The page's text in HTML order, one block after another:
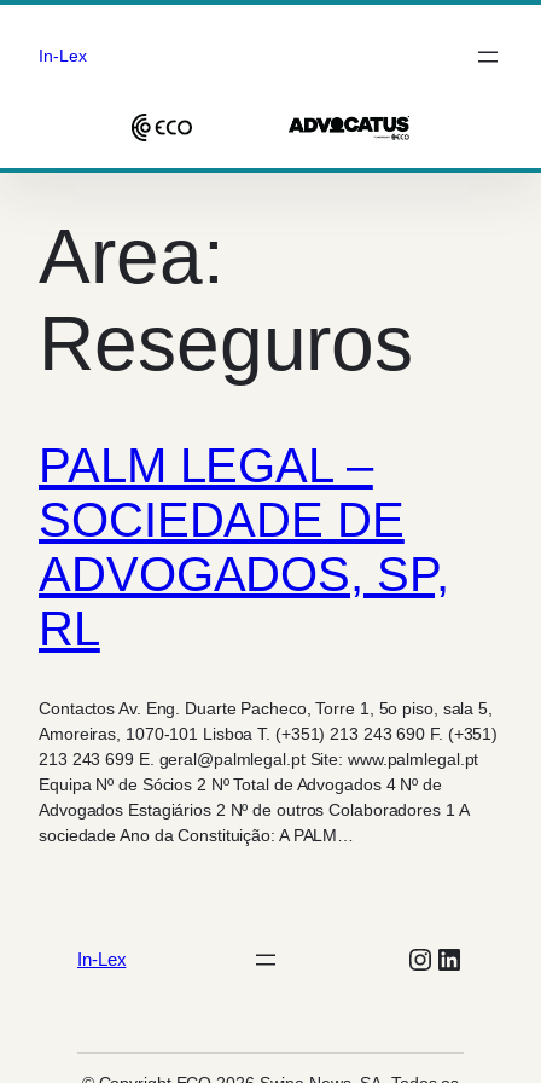
Saltar
conteúdo
In-Lex
Area:
Reseguros
PALM LEGAL –
SOCIEDADE DE
ADVOGADOS, SP,
RL
Contactos Av. Eng. Duarte Pacheco, Torre 1, 5o piso, sala 5,
Amoreiras, 1070-101 Lisboa T. (+351) 213 243 690 F. (+351)
213 243 699 E. geral@palmlegal.pt Site: www.palmlegal.pt
Equipa Nº de Sócios 2 Nº Total de Advogados 4 Nº de
Advogados Estagiários 2 Nº de outros Colaboradores 1 A
sociedade Ano da Constituição: A PALM…
In-Lex Instagram
LinkedIn